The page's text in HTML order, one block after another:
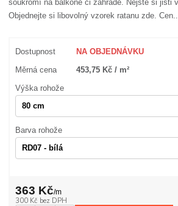
soukromí na balkoně či zahradě. Nejste si jisti
Objednejte si libovolný vzorek ratanu zde.
Dostupnost NA OBJEDNÁVKU
Měrná cena 453,75 Kč / m²
Výška rohože
Barva rohože
363 Kč/m
300 Kč bez DPH